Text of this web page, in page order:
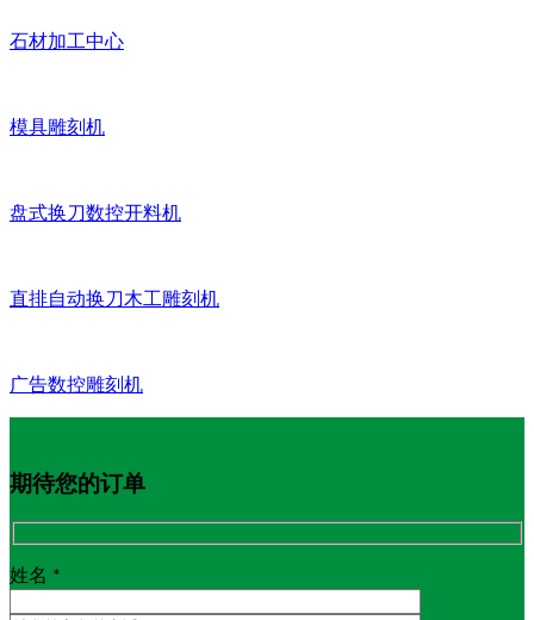
石材加工中心
模具雕刻机
盘式换刀数控开料机
直排自动换刀木工雕刻机
广告数控雕刻机
期待您的订单
姓名 *